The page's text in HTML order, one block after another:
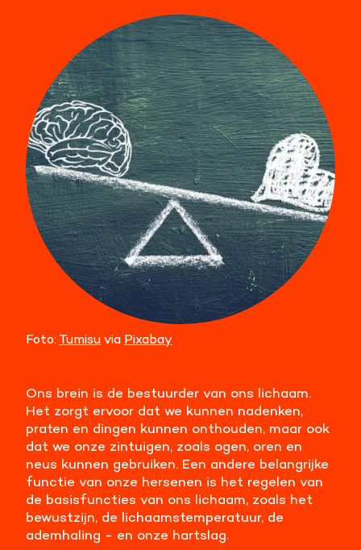
Foto: Tumisu via Pixabay
Ons brein is de bestuurder van ons lichaam.
Het zorgt ervoor dat we kunnen nadenken,
praten en dingen kunnen onthouden, maar ook
dat we onze zintuigen, zoals ogen, oren en
neus kunnen gebruiken. Een andere belangrijke
functie van onze hersenen is het regelen van
de basisfuncties van ons lichaam, zoals het
bewustzijn, de lichaamstemperatuur, de
ademhaling - en onze hartslag.